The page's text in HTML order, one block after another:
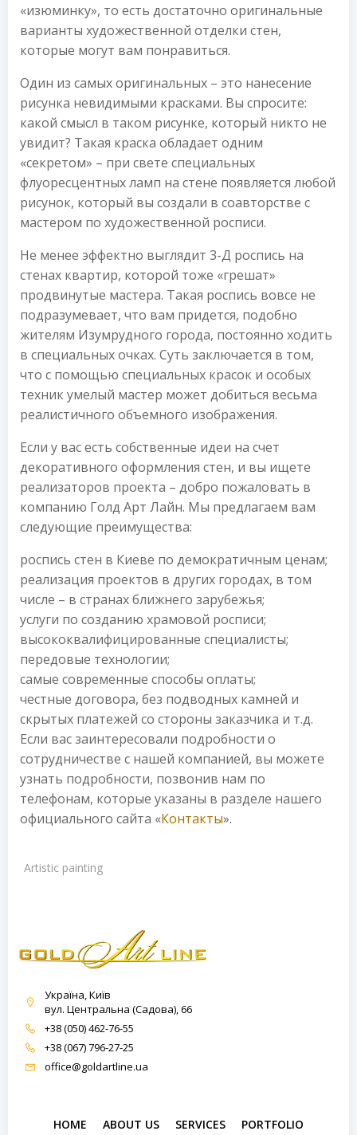
«изюминку», то есть достаточно оригинальные
варианты художественной отделки стен,
которые могут вам понравиться.
Один из самых оригинальных – это нанесение
рисунка невидимыми красками. Вы спросите:
какой смысл в таком рисунке, который никто не
увидит? Такая краска обладает одним
«секретом» – при свете специальных
флуоресцентных ламп на стене появляется любой
рисунок, который вы создали в соавторстве с
мастером по художественной росписи.
Не менее эффектно выглядит 3-Д роспись на
стенах квартир, которой тоже «грешат»
продвинутые мастера. Такая роспись вовсе не
подразумевает, что вам придется, подобно
жителям Изумрудного города, постоянно ходить
в специальных очках. Суть заключается в том,
что с помощью специальных красок и особых
техник умелый мастер может добиться весьма
реалистичного объемного изображения.
Если у вас есть собственные идеи на счет
декоративного оформления стен, и вы ищете
реализаторов проекта – добро пожаловать в
компанию Голд Арт Лайн. Мы предлагаем вам
следующие преимущества:
роспись стен в Киеве по демократичным ценам;
реализация проектов в других городах, в том
числе – в странах ближнего зарубежья;
услуги по созданию храмовой росписи;
высококвалифицированные специалисты;
передовые технологии;
самые современные способы оплаты;
честные договора, без подводных камней и
скрытых платежей со стороны заказчика и т.д.
Если вас заинтересовали подробности о
сотрудничестве с нашей компанией, вы можете
узнать подробности, позвонив нам по
телефонам, которые указаны в разделе нашего
официального сайта «Контакты».
Artistic painting
Україна, Київ
вул. Центральна (Садова), 66
+38 (050) 462-76-55
+38 (067) 796-27-25
office@goldartline.ua
HOME ABOUT US SERVICES PORTFOLIO